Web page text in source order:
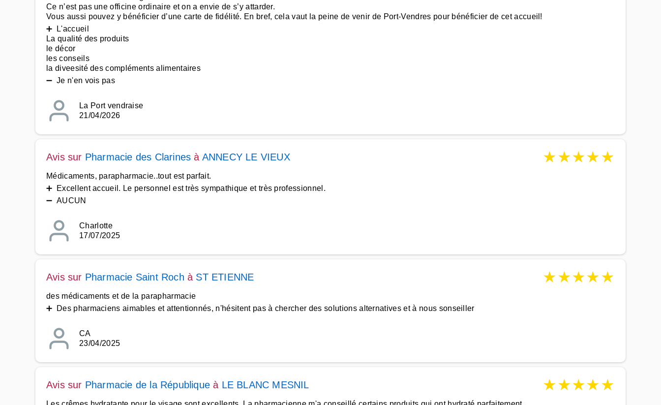
Ce n’est pas une officine ordinaire et on a envie de s’y attarder.
Vous aussi pouvez y bénéficier d’une carte de fidélité. En bref, cela vaut la peine de venir de Port-Vendres pour bénéficier de cet accueil!
➕ L'accueil
La qualité des produits
le décor
les conseils
la diveesité des compléments alimentaires
➖ Je n'en vois pas
La Port vendraise
21/04/2026
Avis sur Pharmacie des Clarines à ANNECY LE VIEUX ★★★★★
Médicaments, parapharmacie..tout est parfait.
➕ Excellent accueil. Le personnel est très sympathique et très professionnel.
➖ AUCUN
Charlotte
17/07/2025
Avis sur Pharmacie Saint Roch à ST ETIENNE ★★★★★
des médicaments et de la parapharmacie
➕ Des pharmaciens aimables et attentionnés, n'hésitent pas à chercher des solutions alternatives et à nous sonseiller
CA
23/04/2025
Avis sur Pharmacie de la République à LE BLANC MESNIL ★★★★★